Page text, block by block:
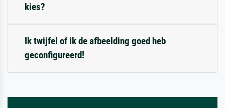
kies?
Ik twijfel of ik de afbeelding goed heb
geconfigureerd!